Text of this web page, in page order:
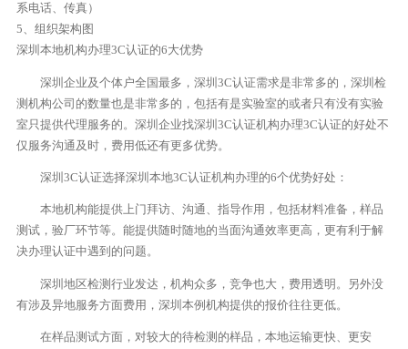
系电话、传真）
5、组织架构图
深圳本地机构办理3C认证的6大优势
深圳企业及个体户全国最多，深圳3C认证需求是非常多的，深圳检
测机构公司的数量也是非常多的，包括有是实验室的或者只有没有实验
室只提供代理服务的。深圳企业找深圳3C认证机构办理3C认证的好处不
仅服务沟通及时，费用低还有更多优势。
深圳3C认证选择深圳本地3C认证机构办理的6个优势好处：
本地机构能提供上门拜访、沟通、指导作用，包括材料准备，样品
测试，验厂环节等。能提供随时随地的当面沟通效率更高，更有利于解
决办理认证中遇到的问题。
深圳地区检测行业发达，机构众多，竞争也大，费用透明。另外没
有涉及异地服务方面费用，深圳本例机构提供的报价往往更低。
在样品测试方面，对较大的待检测的样品，本地运输更快、更安